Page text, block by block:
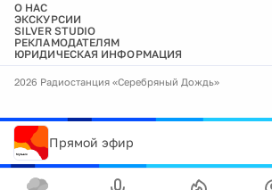
О НАС
ЭКСКУРСИИ
SILVER STUDIO
РЕКЛАМОДАТЕЛЯМ
ЮРИДИЧЕСКАЯ ИНФОРМАЦИЯ
2026 Радиостанция «Серебряный Дождь»
Прямой эфир